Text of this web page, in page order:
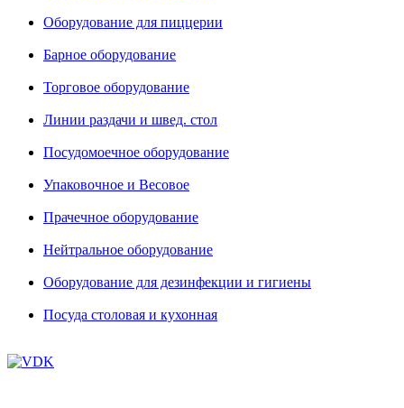
Оборудование для пиццерии
Барное оборудование
Торговое оборудование
Линии раздачи и швед. стол
Посудомоечное оборудование
Упаковочное и Весовое
Прачечное оборудование
Нейтральное оборудование
Оборудование для дезинфекции и гигиены
Посуда столовая и кухонная